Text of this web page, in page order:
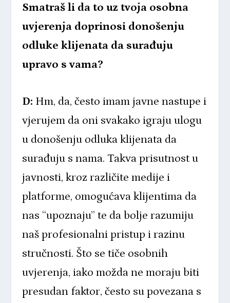
Smatraš li da to uz tvoja osobna
uvjerenja doprinosi donošenju
odluke klijenata da surađuju
upravo s vama?
D: Hm, da, često imam javne nastupe i
vjerujem da oni svakako igraju ulogu
u donošenju odluka klijenata da
surađuju s nama. Takva prisutnost u
javnosti, kroz različite medije i
platforme, omogućava klijentima da
nas “upoznaju” te da bolje razumiju
naš profesionalni pristup i razinu
stručnosti. Što se tiče osobnih
uvjerenja, iako možda ne moraju biti
presudan faktor, često su povezana s